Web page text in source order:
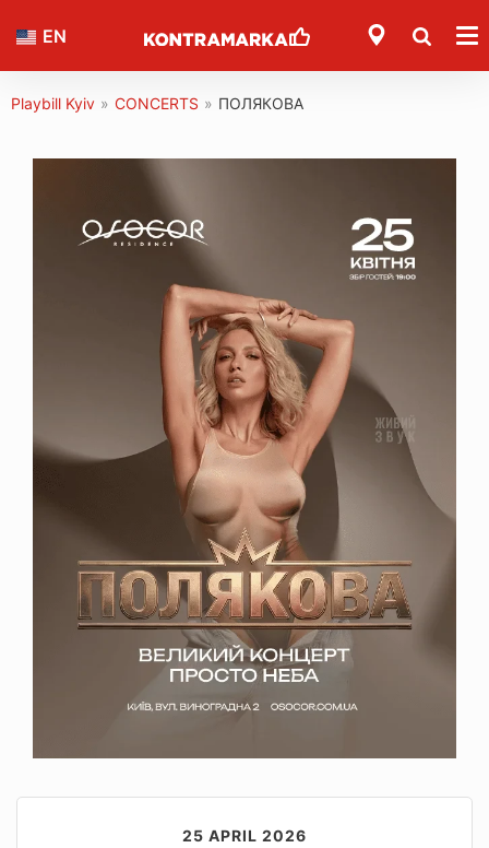
EN
Playbill Kyiv » CONCERTS » ПОЛЯКОВА
25 APRIL 2026